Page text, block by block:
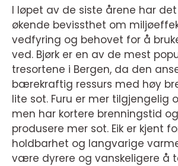
I løpet av de siste årene har
økende bevissthet om
vedfyring og behovet for å
ved. Bjørk er en av de mest
tresortene i Bergen, da den
bærekraftig ressurs med høy
lite sot. Furu er mer tilgjengelig
men har kortere brenningstid
produsere mer sot. Eik er kjent
holdbarhet og langvarige
være dyrere og vanskeligere å